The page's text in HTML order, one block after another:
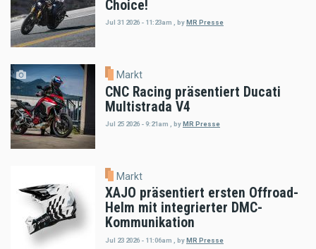
Choice!
Jul 31 2026 - 11:23am byMR Presse
Markt
CNC Racing präsentiert Ducati
Multistrada V4
Jul 25 2026 - 9:21am byMR Presse
Markt
XAJO präsentiert ersten Offroad-
Helm mit integrierter DMC-
Kommunikation
Jul 23 2026 - 11:06am byMR Presse